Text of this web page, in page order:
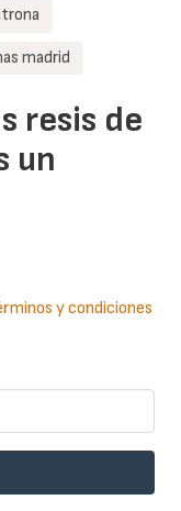
resis de
un
madrid
y condiciones